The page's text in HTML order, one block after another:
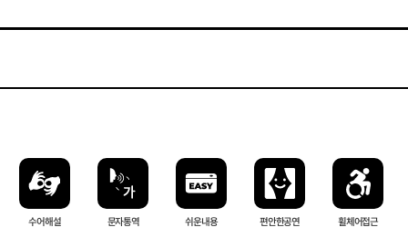
수어해설 문자 통역 쉬운내용 편안한 공연 휠체어 접근